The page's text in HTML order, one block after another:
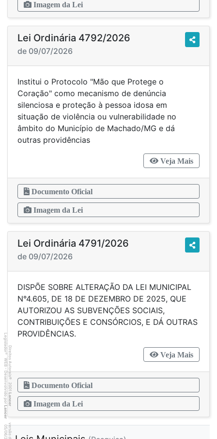
Imagem da Lei
Lei Ordinária 4792/2026
de 09/07/2026
Institui o Protocolo "Mão que Protege o
Coração" como mecanismo de denúncia
silenciosa e proteção à pessoa idosa em
situação de violência ou vulnerabilidade no
âmbito do Município de Machado/MG e dá
outras providências
Veja Mais
Documento Oficial
Imagem da Lei
Lei Ordinária 4791/2026
de 09/07/2026
DISPÕE SOBRE ALTERAÇÃO DA LEI MUNICIPAL
N°4.605, DE 18 DE DEZEMBRO DE 2025, QUE
AUTORIZOU AS SUBVENÇÕES SOCIAIS,
CONTRIBUIÇÕES E CONSÓRCIOS, E DÁ OUTRAS
PROVIDÊNCIAS.
Veja Mais
Documento Oficial
Imagem da Lei
Direitos Autorais
©
2001
Lancer
Legislador
®
WEB - Desenvolvido por
Lancer